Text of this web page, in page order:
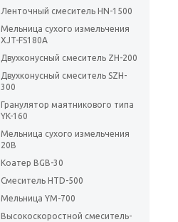
Ленточный смеситель HN-1500
Мельница сухого измельчения
XJT-FS180A
Двухконусный смеситель ZH-200
Двухконусный смеситель SZH-
300
Гранулятор маятникового типа
YK-160
Мельница сухого измельчения
20В
Коатер BGB-30
Смеситель HTD-500
Мельница YM-700
Высокоскоростной смеситель-